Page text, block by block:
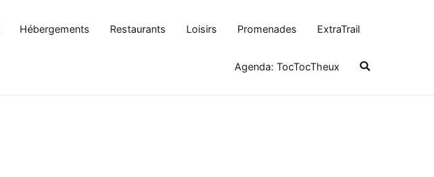
Hébergements Restaurants Loisirs Promenades ExtraTrail
Agenda: TocTocTheux